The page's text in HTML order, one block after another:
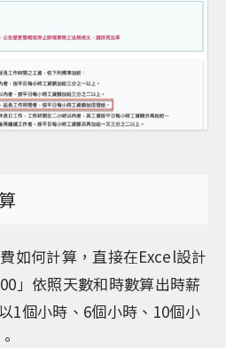
如何計算，直接在Excel設計
」依照天數和時數算出時薪
1個小時、6個小時、10個小